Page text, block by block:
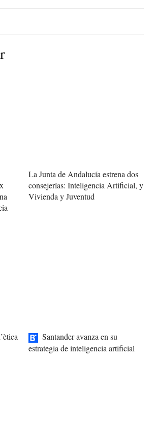
La Junta de Andalucía estrena dos
consejerías: Inteligencia Artificial, y
Vivienda y Juventud
Santander avanza en su
estrategia de inteligencia artificial